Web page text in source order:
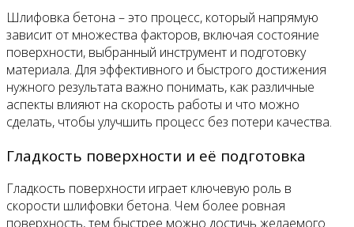
Шлифовка бетона – это процесс, который напрямую
зависит от множества факторов, включая состояние
поверхности, выбранный инструмент и подготовку
материала. Для эффективного и быстрого достижения
нужного результата важно понимать, как различные
аспекты влияют на скорость работы и что можно
сделать, чтобы улучшить процесс без потери качества.
Гладкость поверхности и её подготовка
Гладкость поверхности играет ключевую роль в
скорости шлифовки бетона. Чем более ровная
поверхность, тем быстрее можно достичь желаемого